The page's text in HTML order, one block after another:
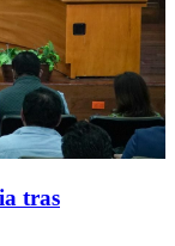
tras